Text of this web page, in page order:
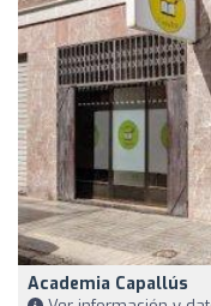
Academia Capallús